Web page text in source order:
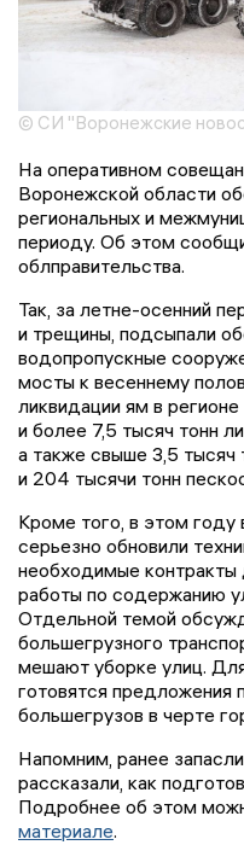
© СИ "Воронежские
На оперативном
Воронежской области
региональных и
периоду. Об этом
облправительства.
Так, за летне-осенний
и трещины, подсыпали
водопропускные
мосты к весеннему
ликвидации ям в
и более 7,5 тысяч тонн
а также свыше 3,5 тысяч
и 204 тысячи тонн
Кроме того, в этом
серьезно обновили
необходимые контракты
работы по содержанию
Отдельной темой
большегрузного
мешают уборке улиц.
готовятся предложения
большегрузов в черте
Напомним, ранее
рассказали, как
Подробнее об этом
материале.